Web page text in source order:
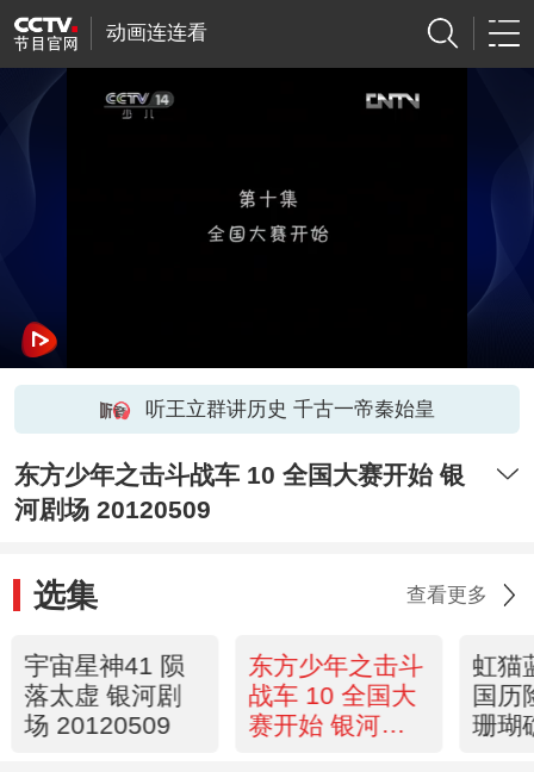
动画连连看
听王立群讲历史 千古一帝秦始皇
东方少年之击斗战车 10 全国大赛开始 银
河剧场 20120509
选集 查看更多
宇宙星神41 陨
落太虚 银河剧
场 20120509
东方少年之击斗
战车 10 全国大
赛开始 银河剧
虹猫
国历
珊瑚